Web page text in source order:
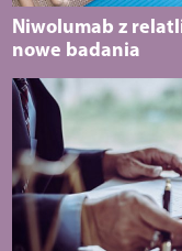
Niwolumab z
nowe badania